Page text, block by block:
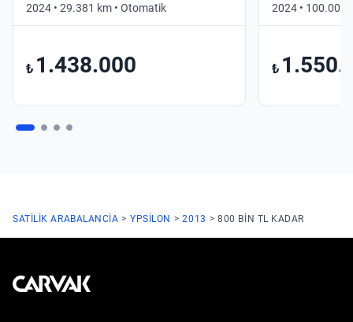
2024 • 29.381 km • Otomatik
₺ 1.438.000
2024 • 100.000
₺
SATILIK ARABALANCIA YPSILON 2013 800 BIN TL KADAR
Kavak